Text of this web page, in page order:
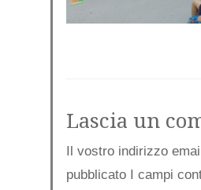
Lascia un
Il vostro indirizzo
pubblicato I campi